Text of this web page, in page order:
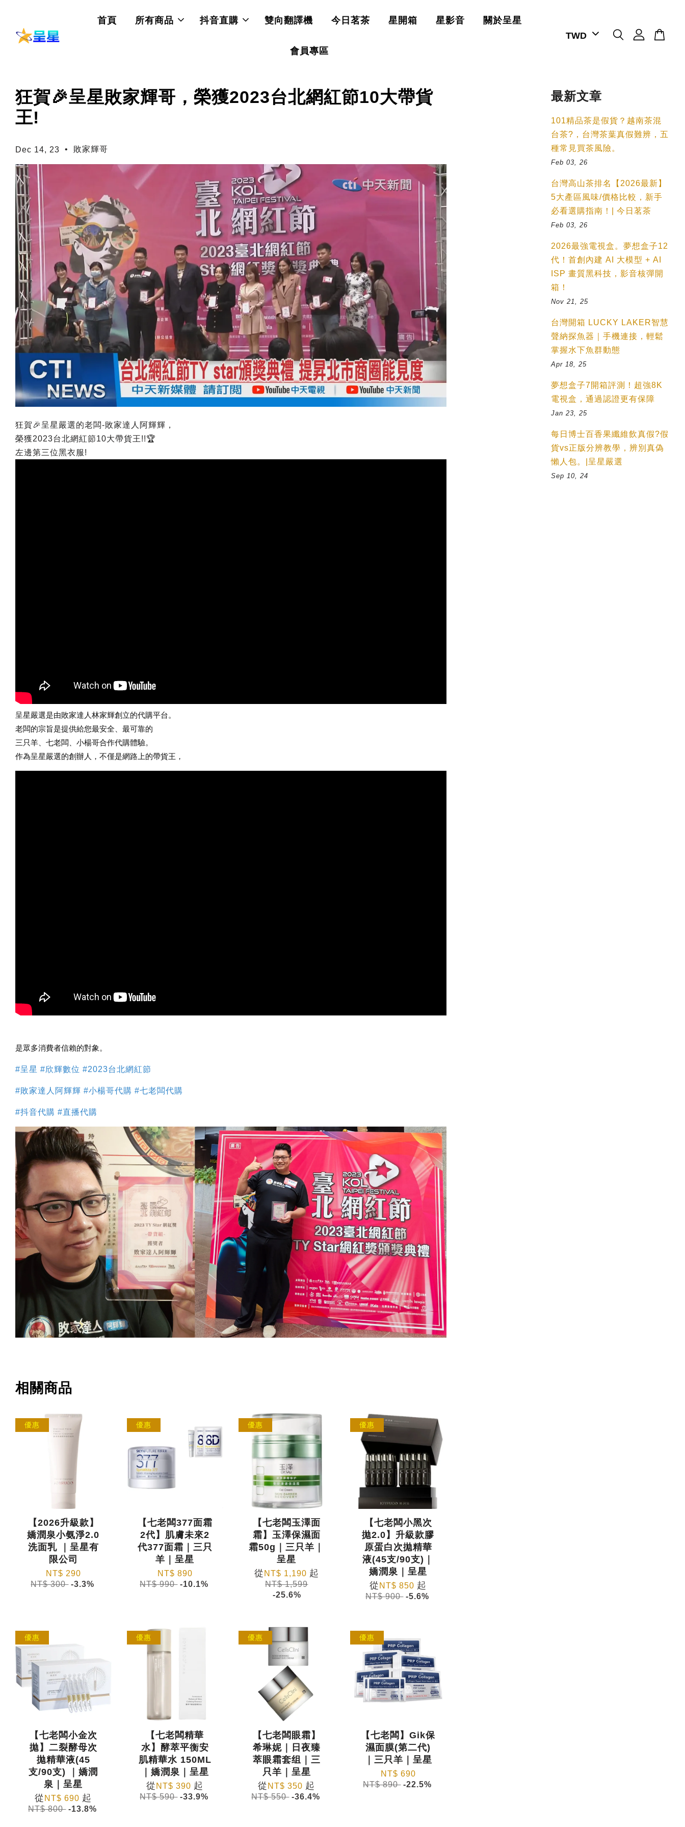
首頁 所有商品 抖音直購 雙向翻譯機 今日茗茶 星開箱 星影音 關於呈星
會員專區
狂賀🎉呈星敗家輝哥，榮獲2023台北網紅節10大帶貨
王!
Dec 14, 23 • 敗家輝哥
狂賀🎉呈星嚴選的老闆-敗家達人阿輝輝，
榮獲2023台北網紅節10大帶貨王!!🏆
左邊第三位黑衣服!
呈星嚴選是由敗家達人林家輝創立的代購平台。
老闆的宗旨是提供給您最安全、最可靠的
三只羊、七老闆、小楊哥合作代購體驗。
作為呈星嚴選的創辦人，不僅是網路上的帶貨王，
是眾多消費者信賴的對象。
#呈星 #欣輝數位 #2023台北網紅節
#敗家達人阿輝輝 #小楊哥代購 #七老闆代購
#抖音代購 #直播代購
相關商品
優惠
【2026升級款】
嬌潤泉小氨淨2.0
洗面乳 ｜呈星有
限公司
NT$ 290
NT$ 300 -3.3%
優惠
【七老闆377面霜
2代】肌膚未來2
代377面霜｜三只
羊｜呈星
NT$ 890
NT$ 990 -10.1%
優惠
【七老闆玉澤面
霜】玉澤保濕面
霜50g｜三只羊｜
呈星
從 NT$ 1,190 起
NT$ 1,599
-25.6%
優惠
【七老闆小黑次
拋2.0】升級款膠
原蛋白次拋精華
液(45支/90支)｜
嬌潤泉｜呈星
從 NT$ 850 起
NT$ 900 -5.6%
優惠
【七老闆小金次
拋】二裂酵母次
拋精華液(45
支/90支) ｜嬌潤
泉｜呈星
從 NT$ 690 起
NT$ 800 -13.8%
優惠
【七老闆精華
水】酵萃平衡安
肌精華水 150ML
｜嬌潤泉｜呈星
從 NT$ 390 起
NT$ 590 -33.9%
優惠
【七老闆眼霜】
希琳妮｜日夜臻
萃眼霜套组｜三
只羊｜呈星
從 NT$ 350 起
NT$ 550 -36.4%
優惠
【七老闆】Gik保
濕面膜(第二代)
｜三只羊｜呈星
NT$ 690
NT$ 890 -22.5%
最新文章
101精品茶是假貨？越南茶混
台茶?，台灣茶葉真假難辨，五
種常見買茶風險。
Feb 03, 26
台灣高山茶排名【2026最新】
5大產區風味/價格比較，新手
必看選購指南！| 今日茗茶
Feb 03, 26
2026最強電視盒。夢想盒子12
代！首創內建 AI 大模型 + AI
ISP 畫質黑科技，影音核彈開
箱！
Nov 21, 25
台灣開箱 LUCKY LAKER智慧
聲納探魚器｜手機連接，輕鬆
掌握水下魚群動態
Apr 18, 25
夢想盒子7開箱評測！超強8K
電視盒，通過認證更有保障
Jan 23, 25
每日博士百香果纖維飲真假?假
貨vs正版分辨教學，辨別真偽
懶人包。|呈星嚴選
Sep 10, 24